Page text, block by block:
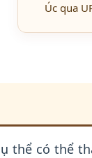
Úc qua
thể có thể